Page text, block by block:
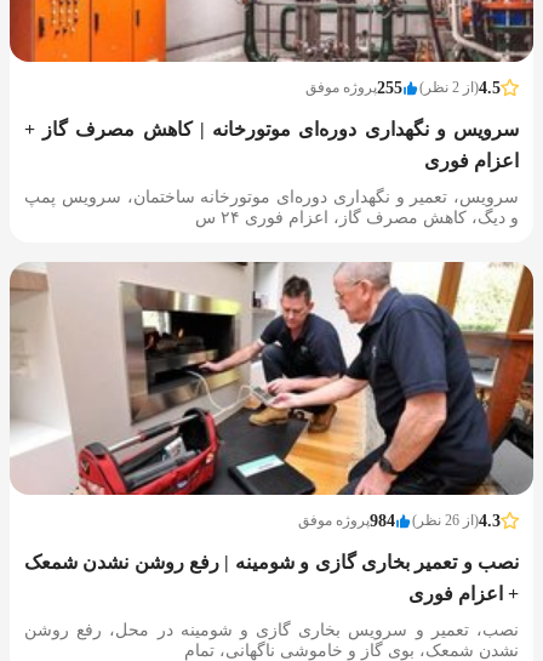
4.5(از 2 نظر) 255پروژه موفق
سرویس و نگهداری دوره‌ای موتورخانه | کاهش مصرف گاز +
اعزام فوری
سرویس، تعمیر و نگهداری دوره‌ای موتورخانه ساختمان، سرویس پمپ
و دیگ، کاهش مصرف گاز، اعزام فوری ۲۴ س
4.3(از 26 نظر) 984پروژه موفق
نصب و تعمیر بخاری گازی و شومینه | رفع روشن نشدن شمعک
+ اعزام فوری
نصب، تعمیر و سرویس بخاری گازی و شومینه در محل، رفع روشن
نشدن شمعک، بوی گاز و خاموشی ناگهانی، تمام